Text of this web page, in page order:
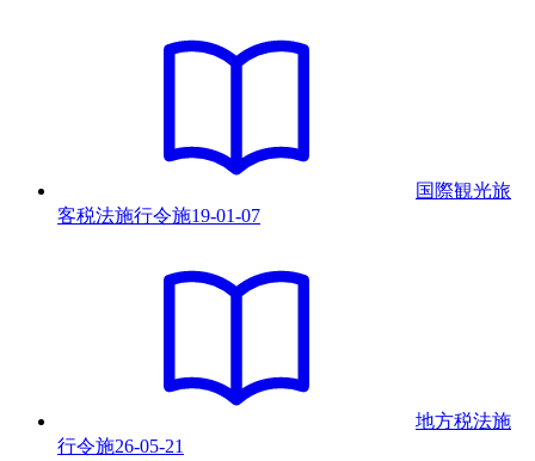
国際観光旅
客税法施行令施19-01-07
地方税法施
行令施26-05-21